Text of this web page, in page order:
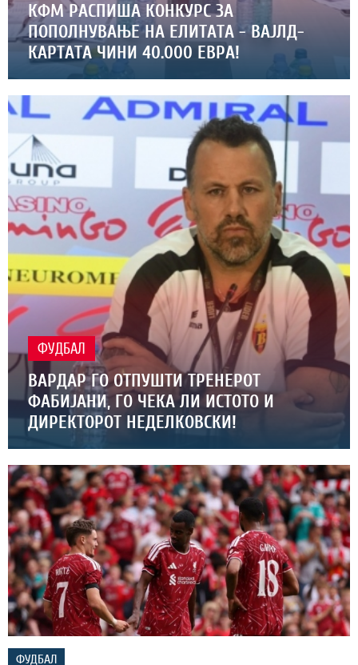
КФМ РАСПИША КОНКУРС ЗА
ПОПОЛНУВАЊЕ НА ЕЛИТАТА - ВАЈЛД-
КАРТАТА ЧИНИ 40.000 ЕВРА!
ФУДБАЛ
ВАРДАР ГО ОТПУШТИ ТРЕНЕРОТ
ФАБИЈАНИ, ГО ЧЕКА ЛИ ИСТОТО И
ДИРЕКТОРОТ НЕДЕЛКОВСКИ!
ФУДБАЛ